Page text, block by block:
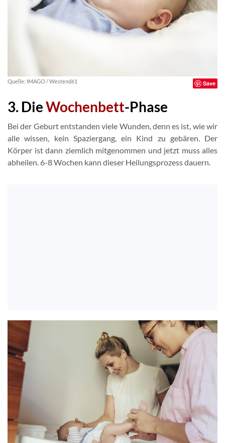
Quelle: IMAGO / Westend61 Save
3. DieWochenbett-Phase
Bei der Geburt entstanden viele Wunden, denn es ist, wie wir
alle wissen, kein Spaziergang, ein Kind zu gebären. Der
Körper ist dann ziemlich mitgenommen und jetzt muss alles
abheilen. 6-8 Wochen kann dieser Heilungsprozess dauern.